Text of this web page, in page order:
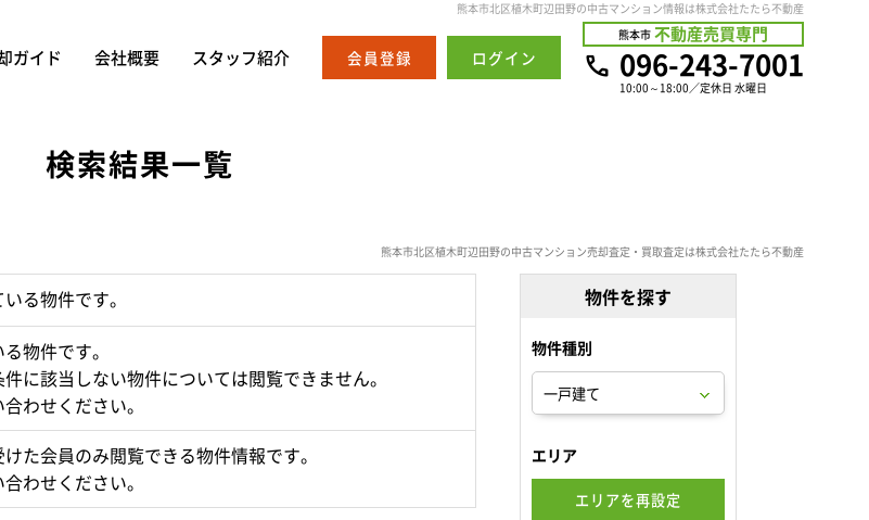
熊本市北区植木町辺田野の中古マンション情報は株式会社たたら不動産
ガイド 会社概要 スタッフ紹介 会員登録 ログイン
熊本市 不動産売買専門
10:00～18:00／定休日 水曜日
096-243-7001
検索結果一覧
熊本市北区植木町辺田野の中古マンション売却査定・買取査定は株式会社たたら不動産
る物件です。
物件です。
に該当しない物件については閲覧できません。
わせください。
た会員のみ閲覧できる物件情報です。
わせください。
物件を探す
物件種別
エリア
エリアを再設定